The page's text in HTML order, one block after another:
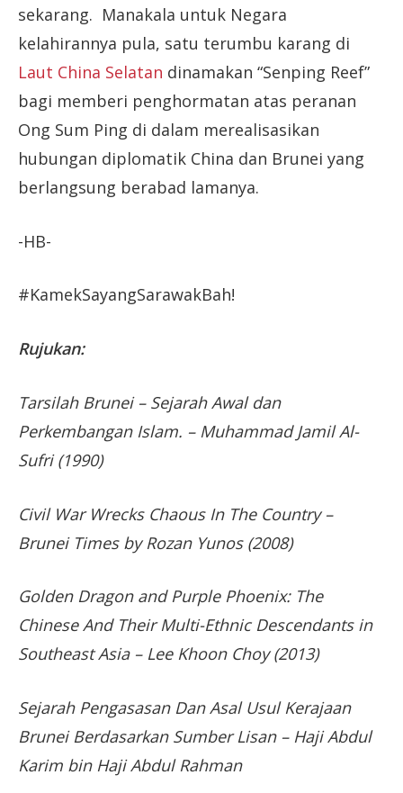
sekarang. Manakala untuk Negara
kelahirannya pula, satu terumbu karang di
Laut China Selatan dinamakan “Senping Reef”
bagi memberi penghormatan atas peranan
Ong Sum Ping di dalam merealisasikan
hubungan diplomatik China dan Brunei yang
berlangsung berabad lamanya.
-HB-
#KamekSayangSarawakBah!
Rujukan:
Tarsilah Brunei – Sejarah Awal dan
Perkembangan Islam. – Muhammad Jamil Al-
Sufri (1990)
Civil War Wrecks Chaous In The Country –
Brunei Times by Rozan Yunos (2008)
Golden Dragon and Purple Phoenix: The
Chinese And Their Multi-Ethnic Descendants in
Southeast Asia – Lee Khoon Choy (2013)
Sejarah Pengasasan Dan Asal Usul Kerajaan
Brunei Berdasarkan Sumber Lisan – Haji Abdul
Karim bin Haji Abdul Rahman